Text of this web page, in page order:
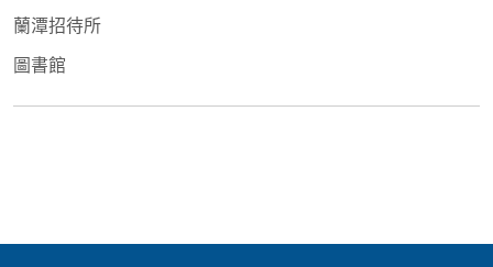
蘭潭招待所
圖書館